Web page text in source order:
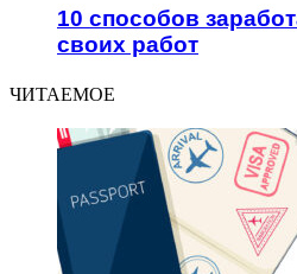
10 способов
своих работ
ЧИТАЕМОЕ